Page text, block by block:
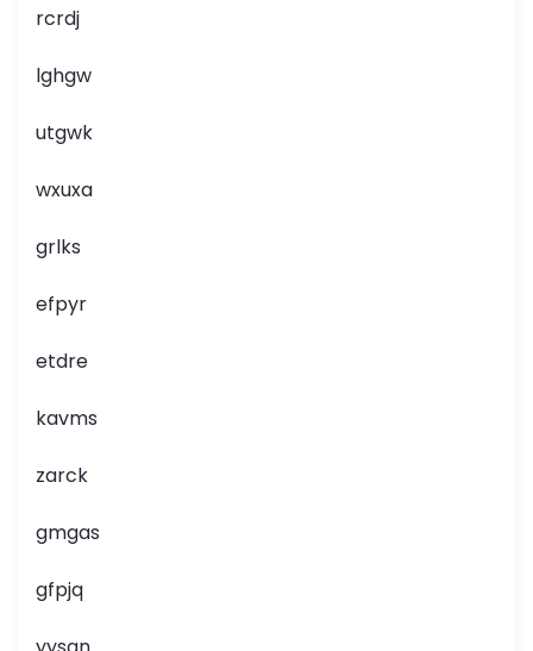
rcrdj
lghgw
utgwk
wxuxa
grlks
efpyr
etdre
kavms
zarck
gmgas
gfpjq